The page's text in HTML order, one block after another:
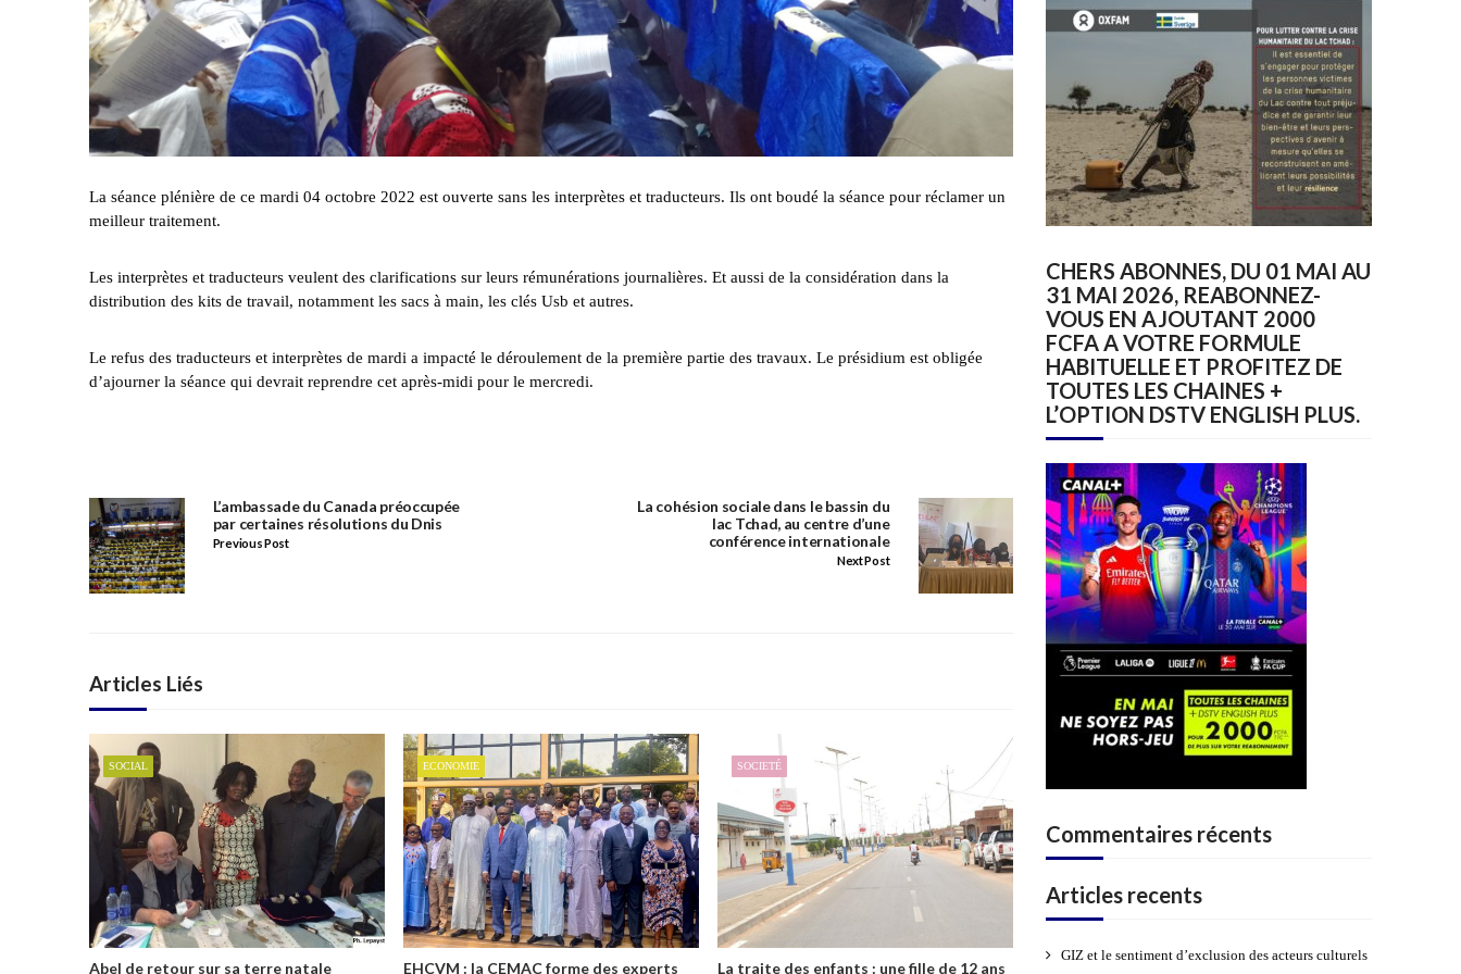
La séance plénière de ce mardi 04 octobre 2022 est ouverte sans les interprètes et traducteurs. Ils ont boudé la séance pour réclamer un
meilleur traitement.
Les interprètes et traducteurs veulent des clarifications sur leurs rémunérations journalières. Et aussi de la considération dans la
distribution des kits de travail, notamment les sacs à main, les clés Usb et autres.
Le refus des traducteurs et interprètes de mardi a impacté le déroulement de la première partie des travaux. Le présidium est obligée
d’ajourner la séance qui devrait reprendre cet après-midi pour le mercredi.
L’ambassade du Canada préoccupée
par certaines résolutions du Dnis
Previous Post
La cohésion sociale dans le bassin du
lac Tchad, au centre d’une
conférence internationale
Next Post
Articles Liés
SOCIAL
Abel de retour sur sa terre natale
ECONOMIE
EHCVM : la CEMAC forme des experts
SOCIETÉ
La traite des enfants : une fille de 12 ans
CHERS ABONNES, DU 01 MAI AU
31 MAI 2026, REABONNEZ-
VOUS EN AJOUTANT 2000
FCFA A VOTRE FORMULE
HABITUELLE ET PROFITEZ DE
TOUTES LES CHAINES +
L’OPTION DSTV ENGLISH PLUS.
Commentaires récents
Articles recents
GIZ et le sentiment d’exclusion des acteurs culturels